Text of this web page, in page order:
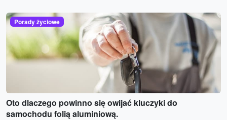
Porady życiowe
Oto dlaczego powinno się owijać kluczyki do
samochodu folią aluminiową.